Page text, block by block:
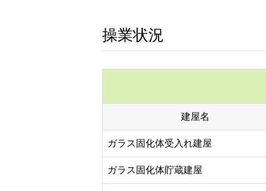
操業状況
建屋名
ガラス固化体受入れ建屋
ガラス固化体貯蔵建屋